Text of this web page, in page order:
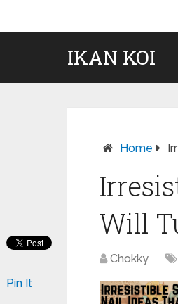
IKAN KOI
Home
Will
Chokky
Pin It